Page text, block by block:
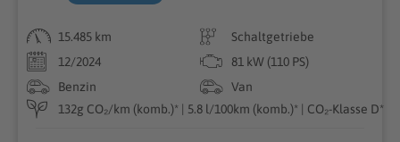
15.485 km
Schaltgetriebe
12/2024
81 kW (110 PS)
Benzin
Van
132g CO₂/km (komb.)* | 5.8 l/100km (komb.)* | CO₂-Klasse D*